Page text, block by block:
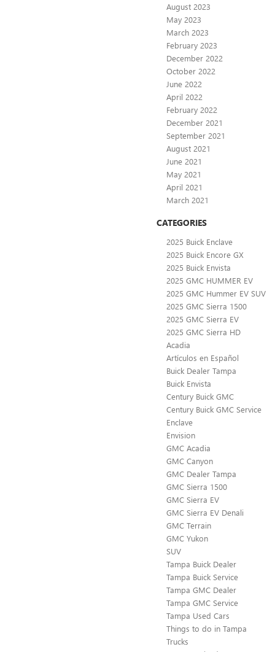
August 2023
May 2023
March 2023
February 2023
December 2022
October 2022
June 2022
April 2022
February 2022
December 2021
September 2021
August 2021
June 2021
May 2021
April 2021
March 2021
CATEGORIES
2025 Buick Enclave
2025 Buick Encore GX
2025 Buick Envista
2025 GMC HUMMER EV
2025 GMC Hummer EV SUV
2025 GMC Sierra 1500
2025 GMC Sierra EV
2025 GMC Sierra HD
Acadia
Artículos en Español
Buick Dealer Tampa
Buick Envista
Century Buick GMC
Century Buick GMC Service
Enclave
Envision
GMC Acadia
GMC Canyon
GMC Dealer Tampa
GMC Sierra 1500
GMC Sierra EV
GMC Sierra EV Denali
GMC Terrain
GMC Yukon
SUV
Tampa Buick Dealer
Tampa Buick Service
Tampa GMC Dealer
Tampa GMC Service
Tampa Used Cars
Things to do in Tampa
Trucks